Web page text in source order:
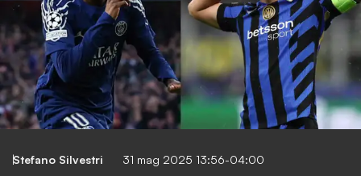
Stefano Silvestri 31 mag 2025 13:56-04:00